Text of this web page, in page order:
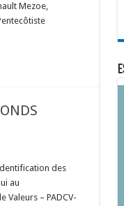
Mezoe,
des
au
Valeurs – PADCV-